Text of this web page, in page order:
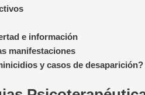
e información
manifestaciones
y casos de desaparición?